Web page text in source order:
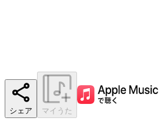
シェア マイうた